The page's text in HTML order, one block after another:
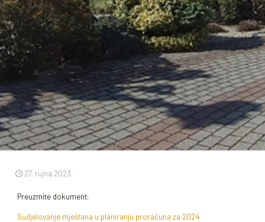
27. rujna 2023.
Preuzmite dokument:
Sudjelovanje mještana u planiranju proračuna za 2024